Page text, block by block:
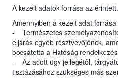
A kezelt adatok forrása az érintett.
Amennyiben a kezelt adat
- Természetes
eljárás egyéb résztvevőjének,
bocsátotta a Hatóság
- Az adott ügy jellegétől,
tisztázásához szükséges más